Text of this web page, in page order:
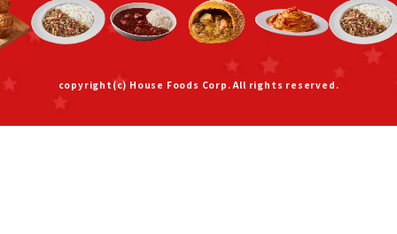
copyright(c) House Foods Corp. All rights reserved.